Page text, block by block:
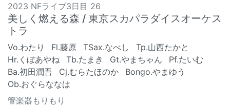
2023 NFライブ3日目 26
美しく燃える森 / 東京スカパラダイスオーケス
トラ
Vo.わたり Fl.藤原 TSax.なべし
Tp.山西たかと
Hr.くぼあやね
Tb.たまき Gt.やまちゃん
Pf.たいむ
Ba.初田潤吾
Cj.むらたほのか
Bongo.やまゆう
Ob.おぐらななは
管楽器もりもり